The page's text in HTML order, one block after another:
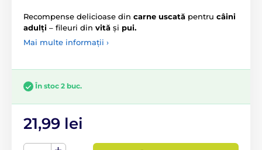
Recompense delicioase din carne uscată pentru câini
adulți – fileuri din vită și pui.
Mai multe informații ›
În stoc 2 buc.
21,99 lei